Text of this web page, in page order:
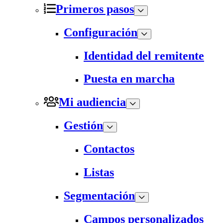
Primeros pasos
Configuración
Identidad del remitente
Puesta en marcha
Mi audiencia
Gestión
Contactos
Listas
Segmentación
Campos personalizados